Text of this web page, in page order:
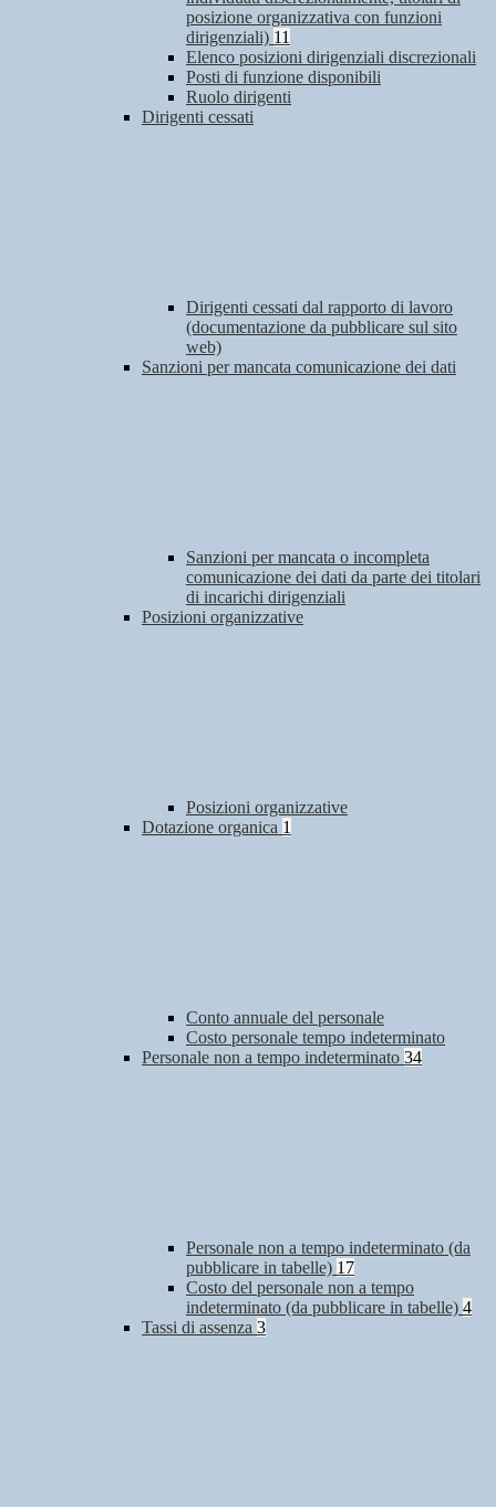
posizione organizzativa con funzioni
dirigenziali) 11
Elenco posizioni dirigenziali discrezionali
Posti di funzione disponibili
Ruolo dirigenti
Dirigenti cessati
Dirigenti cessati dal rapporto di lavoro
(documentazione da pubblicare sul sito
web)
Sanzioni per mancata comunicazione dei dati
Sanzioni per mancata o incompleta
comunicazione dei dati da parte dei titolari
di incarichi dirigenziali
Posizioni organizzative
Posizioni organizzative
Dotazione organica 1
Conto annuale del personale
Costo personale tempo indeterminato
Personale non a tempo indeterminato 34
Personale non a tempo indeterminato (da
pubblicare in tabelle) 17
Costo del personale non a tempo
indeterminato (da pubblicare in tabelle) 4
Tassi di assenza 3